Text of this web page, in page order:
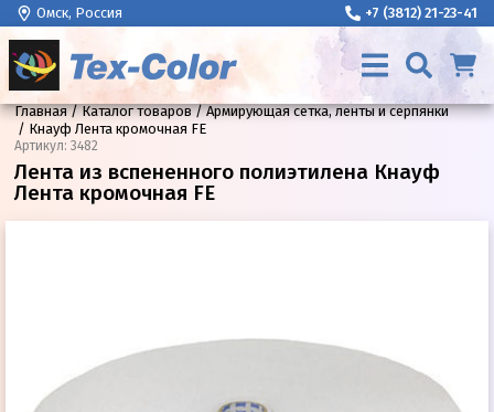
Омск, Россия +7 (3812) 21-23-41
Главная Каталог товаров
Армирующая сетка, ленты и серпянки
Кнауф Лента кромочная FE
Артикул: 3482
Лента из вспененного полиэтилена Кнауф
Лента кромочная FE